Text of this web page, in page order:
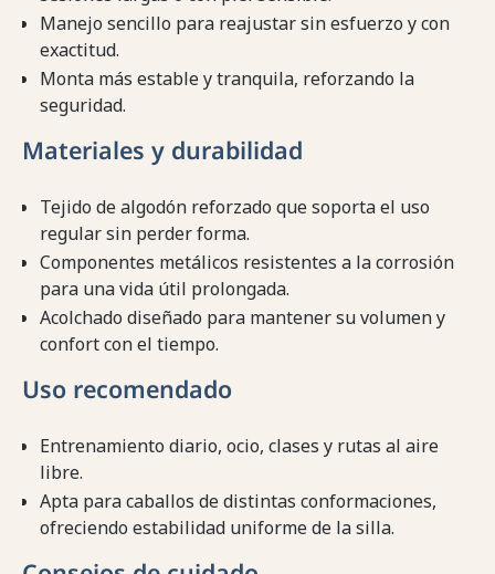
Manejo sencillo para reajustar sin esfuerzo y con
exactitud.
Monta más estable y tranquila, reforzando la
seguridad.
Materiales y durabilidad
Tejido de algodón reforzado que soporta el uso
regular sin perder forma.
Componentes metálicos resistentes a la corrosión
para una vida útil prolongada.
Acolchado diseñado para mantener su volumen y
confort con el tiempo.
Uso recomendado
Entrenamiento diario, ocio, clases y rutas al aire
libre.
Apta para caballos de distintas conformaciones,
ofreciendo estabilidad uniforme de la silla.